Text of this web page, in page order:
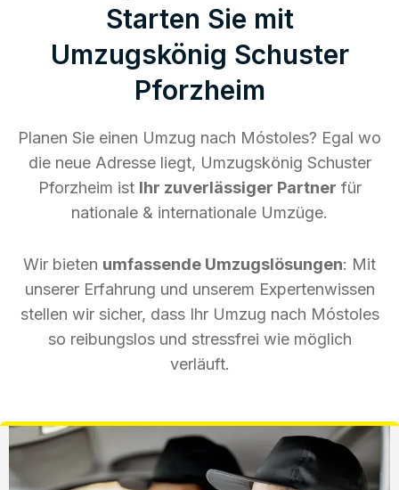
Starten Sie mit
Umzugskönig Schuster
Pforzheim
Planen Sie einen Umzug nach Móstoles? Egal wo
die neue Adresse liegt, Umzugskönig Schuster
Pforzheim ist Ihr zuverlässiger Partner für
nationale & internationale Umzüge.
Wir bieten umfassende Umzugslösungen: Mit
unserer Erfahrung und unserem Expertenwissen
stellen wir sicher, dass Ihr Umzug nach Móstoles
so reibungslos und stressfrei wie möglich
verläuft.